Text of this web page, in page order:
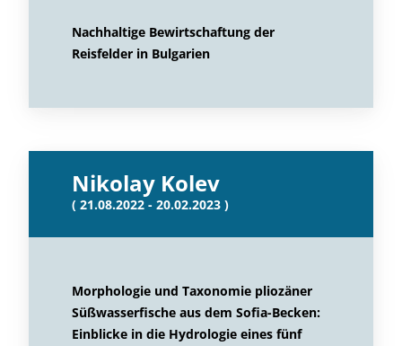
Nachhaltige Bewirtschaftung der
Reisfelder in Bulgarien
Nikolay Kolev
( 21.08.2022 - 20.02.2023 )
Morphologie und Taxonomie pliozäner
Süßwasserfische aus dem Sofia-Becken:
Einblicke in die Hydrologie eines fünf